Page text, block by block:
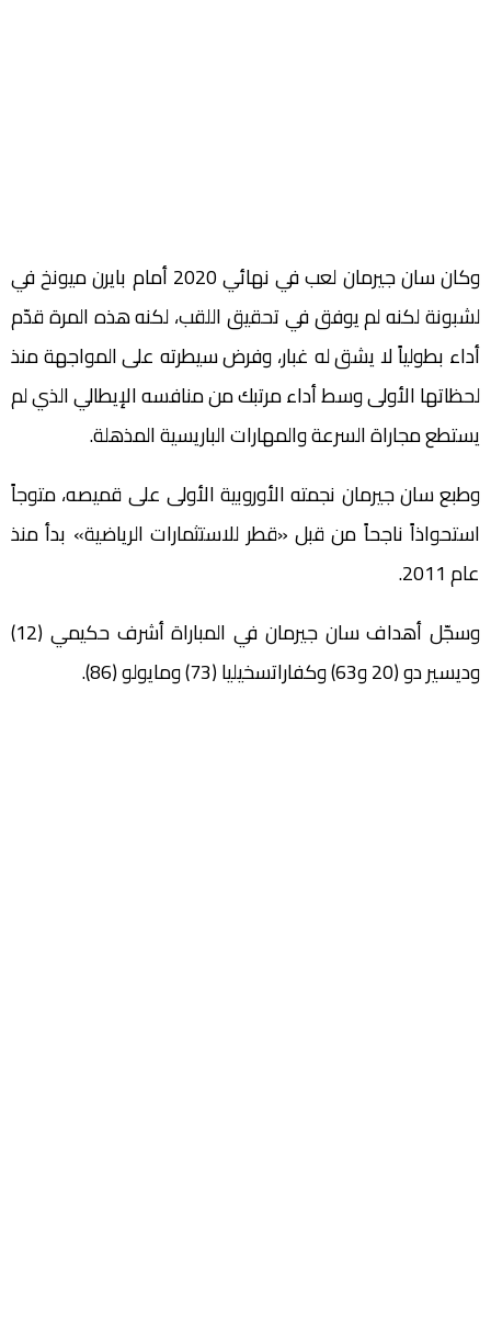
وكان سان جيرمان لعب في نهائي 2020 أمام بايرن ميونخ في
لشبونة لكنه لم يوفق في تحقيق اللقب، لكنه هذه المرة قدّم
أداء بطولياً لا يشق له غبار، وفرض سيطرته على المواجهة منذ
لحظاتها الأولى وسط أداء مرتبك من منافسه الإيطالي الذي لم
يستطع مجاراة السرعة والمهارات الباريسية المذهلة.
وطبع سان جيرمان نجمته الأوروبية الأولى على قميصه، متوجاً
استحواذاً ناجحاً من قبل «قطر للاستثمارات الرياضية» بدأ منذ
عام 2011.
وسجّل أهداف سان جيرمان في المباراة أشرف حكيمي (12)
وديسير دو (20 و63) وكفاراتسخيليا (73) ومايولو (86).